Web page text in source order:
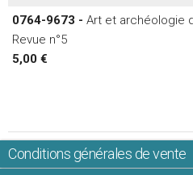
0764-9673 - Art et archéologie
Revue n°5
5,00 €
Conditions générales de vente